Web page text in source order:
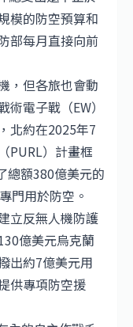
模的防空預算和
部每月直接向前
，但各旅也會動
電子戰（EW）
北約在2025年7
PURL）計畫框
總額380億美元的
門用於防空。
立反無人機防護
億美元烏克蘭
出約7億美元用
供專項防空援